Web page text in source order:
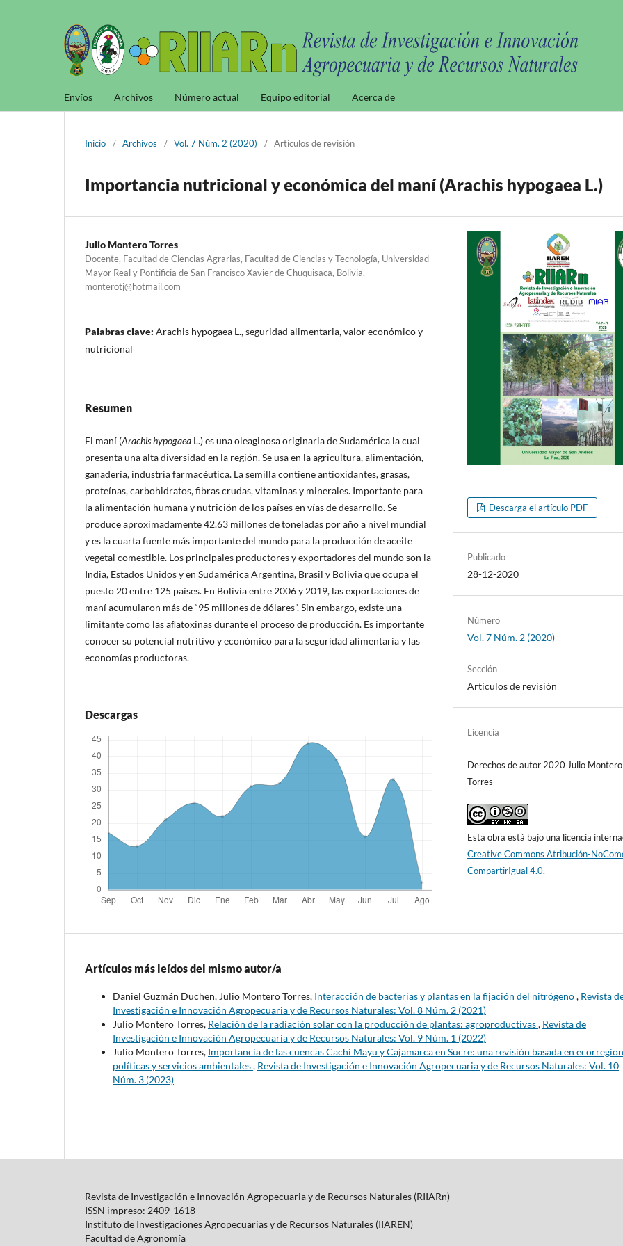
Envíos Archivos Número actual Equipo editorial Acerca de
Inicio / Archivos / Vol. 7 Núm. 2 (2020) / Artículos de revisión
Importancia nutricional y económica del maní (Arachis hypogaea L.)
Julio Montero Torres
Docente, Facultad de Ciencias Agrarias, Facultad de Ciencias y Tecnología, Universidad
Mayor Real y Pontificia de San Francisco Xavier de Chuquisaca, Bolivia.
monterotj@hotmail.com
Palabras clave: Arachis hypogaea L., seguridad alimentaria, valor económico y
nutricional
Resumen
El maní (Arachis hypogaea L.) es una oleaginosa originaria de Sudamérica la cual
presenta una alta diversidad en la región. Se usa en la agricultura, alimentación,
ganadería, industria farmacéutica. La semilla contiene antioxidantes, grasas,
proteínas, carbohidratos, fibras crudas, vitaminas y minerales. Importante para
la alimentación humana y nutrición de los países en vías de desarrollo. Se
produce aproximadamente 42.63 millones de toneladas por año a nivel mundial
y es la cuarta fuente más importante del mundo para la producción de aceite
vegetal comestible. Los principales productores y exportadores del mundo son la
India, Estados Unidos y en Sudamérica Argentina, Brasil y Bolivia que ocupa el
puesto 20 entre 125 países. En Bolivia entre 2006 y 2019, las exportaciones de
maní acumularon más de “95 millones de dólares”. Sin embargo, existe una
limitante como las aﬂatoxinas durante el proceso de producción. Es importante
conocer su potencial nutritivo y económico para la seguridad alimentaria y las
economías productoras.
Descargas
Descarga el artículo PDF
Publicado
28-12-2020
Número
Vol. 7 Núm. 2 (2020)
Sección
Artículos de revisión
Licencia
Derechos de autor 2020 Julio Montero
Torres
Esta obra está bajo una licencia
Creative Commons Atribución-
CompartirIgual 4.0.
Artículos más leídos del mismo autor/a
Daniel Guzmán Duchen, Julio Montero Torres, Interacción de bacterias y plantas en la fijación del nitrógeno, Revista
Investigación e Innovación Agropecuaria y de Recursos Naturales: Vol. 8 Núm. 2 (2021)
Julio Montero Torres, Relación de la radiación solar con la producción de plantas: agroproductivas, Revista de
Investigación e Innovación Agropecuaria y de Recursos Naturales: Vol. 9 Núm. 1 (2022)
Julio Montero Torres, Importancia de las cuencas Cachi Mayu y Cajamarca en Sucre: una revisión basada en
políticas y servicios ambientales, Revista de Investigación e Innovación Agropecuaria y de Recursos Naturales: Vol. 10
Núm. 3 (2023)
Revista de Investigación e Innovación Agropecuaria y de Recursos Naturales (RIIARn)
ISSN impreso: 2409-1618
Instituto de Investigaciones Agropecuarias y de Recursos Naturales (IIAREN)
Facultad de Agronomía